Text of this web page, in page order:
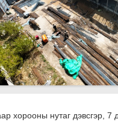
хорооны нутаг дэвсгэр,